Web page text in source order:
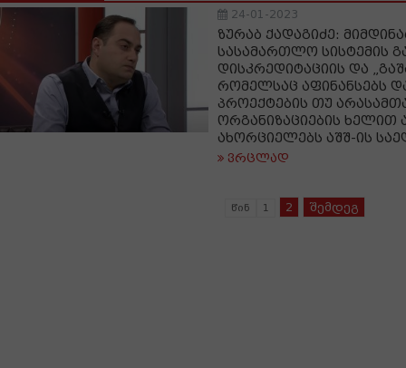
24-01-2023
ზურაბ ქადაგიძე:
სასამართლო სისტემის
დისკრედიტაციის და
რომელსაც აფინანსებს
პროექტების თუ
ორგანიზაციების ხელით
ახორციელებს აშშ-ის
ვრცლად
წინ 1 2 შემდეგ